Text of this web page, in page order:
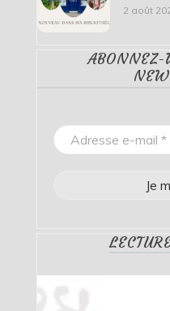
2 août
ABONNEZ-